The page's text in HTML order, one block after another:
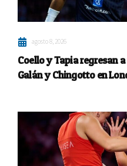
agosto 8, 2026
Coello y Tapia regresan
Galán y Chingotto en